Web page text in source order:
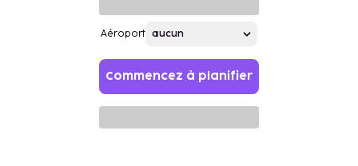
Aéroport
Commencez à planifier